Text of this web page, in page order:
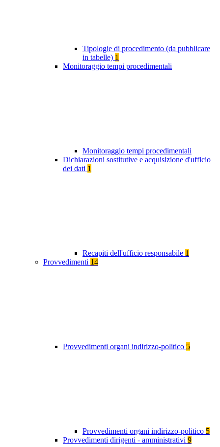
Tipologie di procedimento (da pubblicare
in tabelle) 1
Monitoraggio tempi procedimentali
Monitoraggio tempi procedimentali
Dichiarazioni sostitutive e acquisizione d'ufficio
dei dati 1
Recapiti dell'ufficio responsabile 1
Provvedimenti 14
Provvedimenti organi indirizzo-politico 5
Provvedimenti organi indirizzo-politico 5
Provvedimenti dirigenti - amministrativi 9